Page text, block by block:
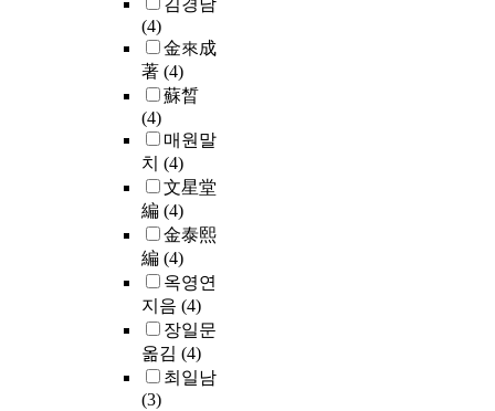
김경남
(4)
金來成
著 (4)
蘇晳
(4)
매원말
치 (4)
文星堂
編 (4)
金泰熙
編 (4)
옥영연
지음 (4)
장일문
옮김 (4)
최일남
(3)